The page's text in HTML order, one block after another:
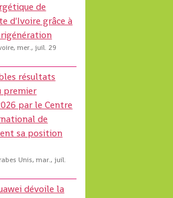
de
d'Ivoire grâce à
mer., juil. 29
résultats
premier
par le Centre
de
sa position
Unis, mar., juil.
dévoile la